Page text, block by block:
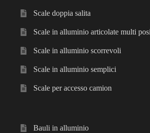
Scale doppia salita
Scale in alluminio articolate multi
Scale in alluminio scorrevoli
Scale in alluminio semplici
Scale per accesso camion
Bauli in alluminio